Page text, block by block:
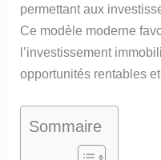
permettant aux
Ce modèle moderne
l’investissement
opportunités rentables
Sommaire